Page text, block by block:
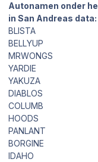
Autonamen onder
in San Andreas data:
BLISTA
BELLYUP
MRWONGS
YARDIE
YAKUZA
DIABLOS
COLUMB
HOODS
PANLANT
BORGINE
IDAHO